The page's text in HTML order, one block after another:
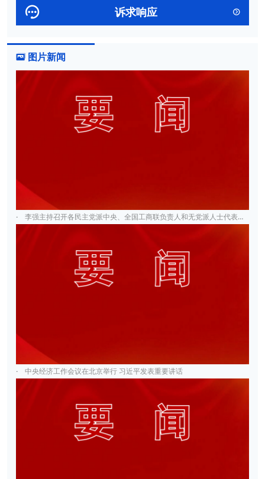
 诉求响应 
 图片新闻
· 李强主持召开各民主党派中央、全国工商联负责人和无党派人士代表座谈会
· 中央经济工作会议在北京举行 习近平发表重要讲话